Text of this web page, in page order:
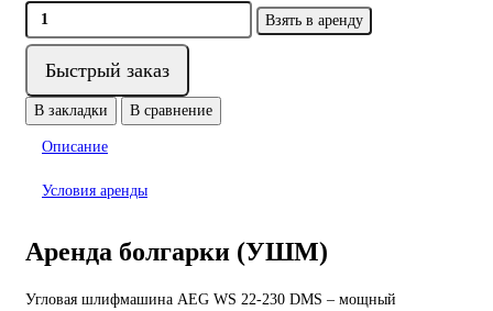
Взять в аренду
Быстрый заказ
В закладки В сравнение
Описание
Условия аренды
Аренда болгарки (УШМ)
Угловая шлифмашина AEG WS 22-230 DMS – мощный